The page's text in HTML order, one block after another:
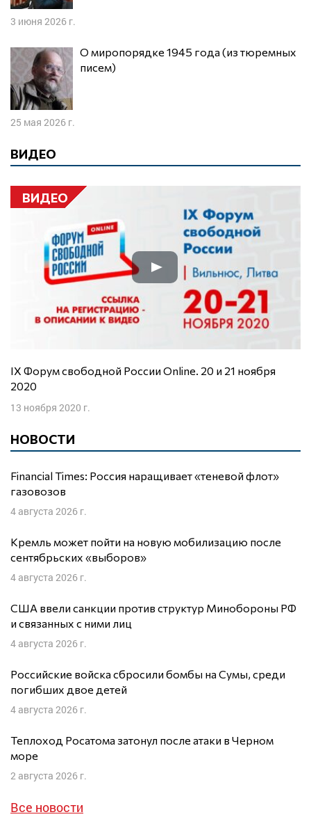
3 июня 2026 г.
О миропорядке 1945 года (из тюремных
писем)
25 мая 2026 г.
ВИДЕО
ВИДЕО
IX Форум свободной России Online. 20 и 21 ноября
2020
13 ноября 2020 г.
НОВОСТИ
Financial Times: Россия наращивает «теневой флот»
газовозов
4 августа 2026 г.
Кремль может пойти на новую мобилизацию после
сентябрьских «выборов»
4 августа 2026 г.
США ввели санкции против структур Минобороны РФ
и связанных с ними лиц
4 августа 2026 г.
Российские войска сбросили бомбы на Сумы, среди
погибших двое детей
4 августа 2026 г.
Теплоход Росатома затонул после атаки в Черном
море
2 августа 2026 г.
Все новости